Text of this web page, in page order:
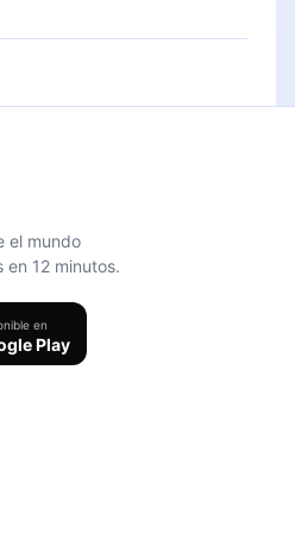
en
el mundo
en 12 minutos.
en
Play